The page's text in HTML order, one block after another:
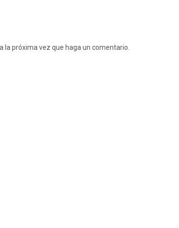
próxima vez que haga un comentario.